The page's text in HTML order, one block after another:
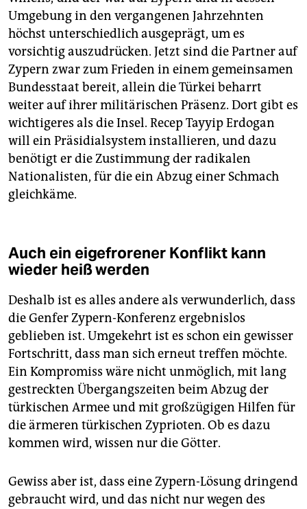
Umgebung in den vergangenen Jahrzehnten
höchst unterschiedlich ausgeprägt, um es
vorsichtig auszudrücken. Jetzt sind die Partner auf
Zypern zwar zum Frieden in einem gemeinsamen
Bundesstaat bereit, allein die Türkei beharrt
weiter auf ihrer militärischen Präsenz. Dort gibt es
wichtigeres als die Insel. Recep Tayyip Erdogan
will ein Präsidialsystem installieren, und dazu
benötigt er die Zustimmung der radikalen
Nationalisten, für die ein Abzug einer Schmach
gleichkäme.
Auch ein eigefrorener Konflikt kann
wieder heiß werden
Deshalb ist es alles andere als verwunderlich, dass
die Genfer Zypern-Konferenz ergebnislos
geblieben ist. Umgekehrt ist es schon ein gewisser
Fortschritt, dass man sich erneut treffen möchte.
Ein Kompromiss wäre nicht unmöglich, mit lang
gestreckten Übergangszeiten beim Abzug der
türkischen Armee und mit großzügigen Hilfen für
die ärmeren türkischen Zyprioten. Ob es dazu
kommen wird, wissen nur die Götter.
Gewiss aber ist, dass eine Zypern-Lösung dringend
gebraucht wird, und das nicht nur wegen des